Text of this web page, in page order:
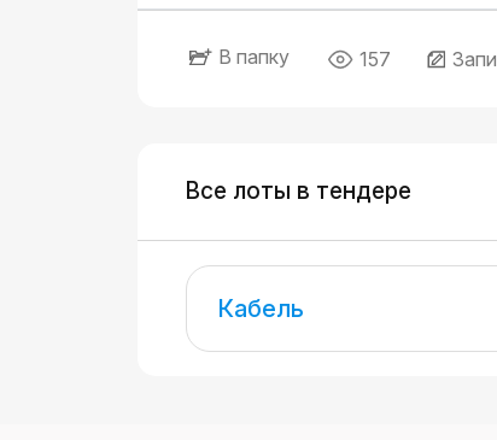
В папку 157
Все лоты в тендере
Кабель